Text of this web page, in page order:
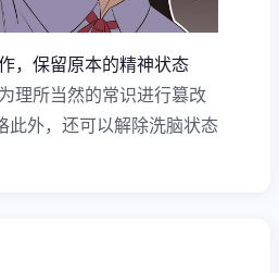
，保留原本的精神状态
理所当然的常识进行篡改
此外，还可以解除洗脑状态